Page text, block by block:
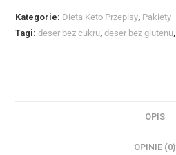
Kategorie: Dieta Keto Przepisy, Pakiety
Tagi:deser bez cukru,deser bez glutenu,
OPIS
OPINIE (0)